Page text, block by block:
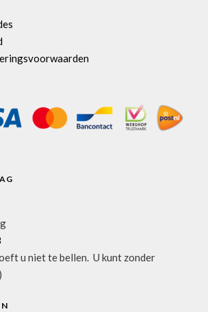
u niet te bellen. U kunt zonder